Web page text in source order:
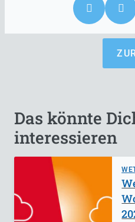
Das könnte
interessieren